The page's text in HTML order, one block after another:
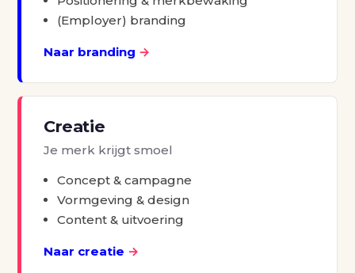
(Employer) branding
Naar branding →
Creatie
Je merk krijgt smoel
Concept & campagne
Vormgeving & design
Content & uitvoering
Naar creatie →